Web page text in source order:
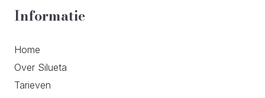
Informatie
Home
Over Silueta
Tarieven